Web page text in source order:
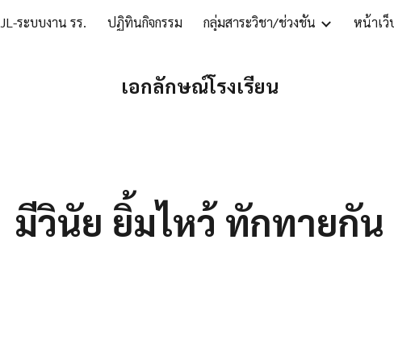
Skip to main content Skip to navigation
JL-ระบบงาน รร. ปฏิทินกิจกรรม กลุ่มสาระวิชา/ช่วงชั้น หน้าเว็
เอกลักษณ์โรงเรียน
มีวินัย ยิ้มไหว้ ทักทายกัน